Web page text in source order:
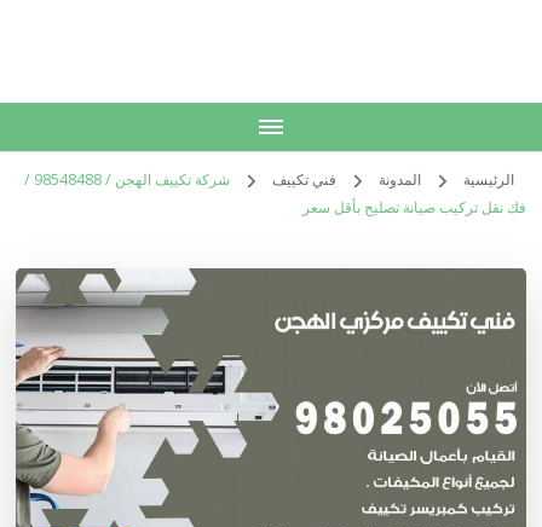
الرئيسية المدونة فني تكييف
شركة تكييف الهجن / 98548488 /
فك نقل تركيب صيانة تصليح بأقل سعر